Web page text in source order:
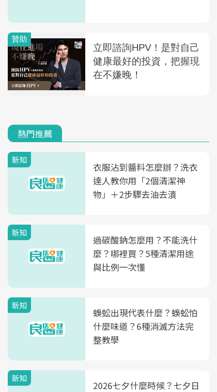
熱門推薦
新知
衣服沾到醬料怎麼辦？洗衣
達人教你用「2個清潔神
物」＋2步驟去油去漬
新知
過碳酸鈉怎麼用？不能洗什
麼？哪裡買？5種清潔用途
與比例一次懂
新知
蜈蚣出現代表什麼？蜈蚣怕
什麼味道？6種消滅方法完
整教學
新知
2026七夕什麼時候？七夕日